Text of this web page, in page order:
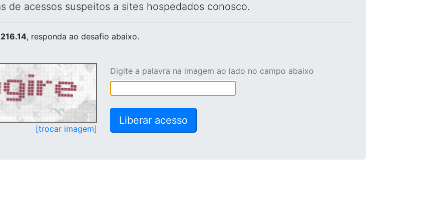
de acessos suspeitos a sites hospedados conosco.
, responda ao desafio abaixo.
[trocar imagem]
Digite a palavra na imagem ao lado no campo abaixo